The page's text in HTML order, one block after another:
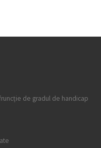
de gradul de handicap